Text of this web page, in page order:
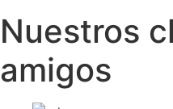
Nuestros
amigos